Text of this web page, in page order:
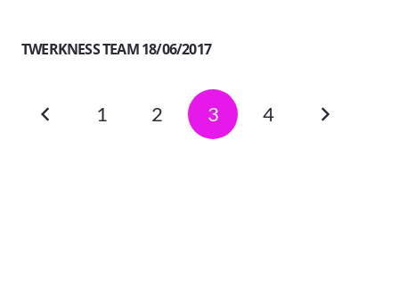
TWERKNESS TEAM 18/06/2017
1 2 3 4